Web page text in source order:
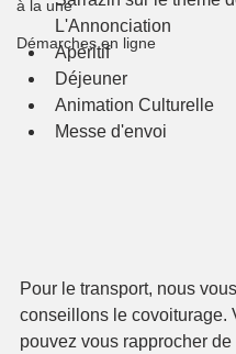
à la une
Démarches en ligne
L'Annonciation
Apéritif
Déjeuner
Animation Culturelle
Messe d'envoi
Pour le transport, nous vous
conseillons le covoiturage.
pouvez vous rapprocher de